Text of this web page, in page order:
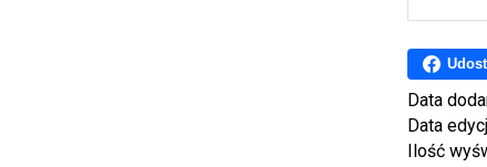
Data
Data
Ilość